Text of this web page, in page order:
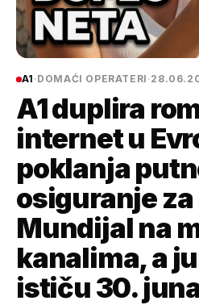
A1 ·DOMAĆI OPERATERI ·
A1 duplira
internet u
poklanja
osiguranje
Mundijal na
kanalima, a
ističu 30.